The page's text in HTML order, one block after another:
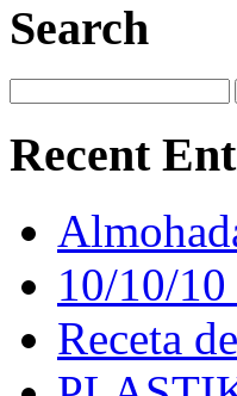
Search
Recent
10/10/
Receta